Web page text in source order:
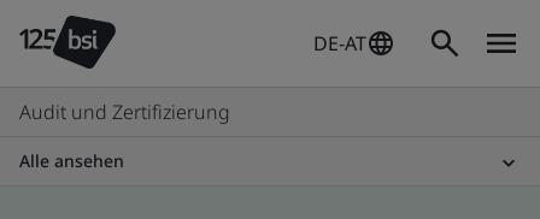
DE-AT
Audit und Zertifizierung
Alle ansehen